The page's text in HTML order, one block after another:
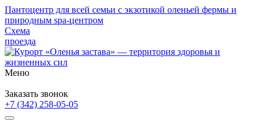
Пантоцентр для всей семьи с экзотикой оленьей фермы и
природным spa-центром
Схема
проезда
Меню
Заказать звонок
+7 (342) 258-05-05